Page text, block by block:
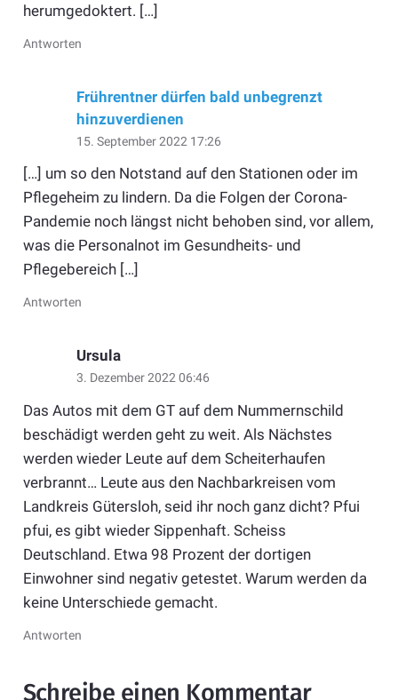
herumgedoktert. […]
Antworten
Frührentner dürfen bald unbegrenzt
hinzuverdienen
15. September 2022 17:26
[…] um so den Notstand auf den Stationen oder im
Pflegeheim zu lindern. Da die Folgen der Corona-
Pandemie noch längst nicht behoben sind, vor allem,
was die Personalnot im Gesundheits- und
Pflegebereich […]
Antworten
Ursula
3. Dezember 2022 06:46
Das Autos mit dem GT auf dem Nummernschild
beschädigt werden geht zu weit. Als Nächstes
werden wieder Leute auf dem Scheiterhaufen
verbrannt… Leute aus den Nachbarkreisen vom
Landkreis Gütersloh, seid ihr noch ganz dicht? Pfui
pfui, es gibt wieder Sippenhaft. Scheiss
Deutschland. Etwa 98 Prozent der dortigen
Einwohner sind negativ getestet. Warum werden da
keine Unterschiede gemacht.
Antworten
Schreibe einen Kommentar